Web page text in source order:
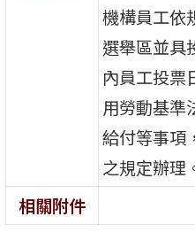
機構員工依
選舉區並具
內員工投票
用勞動基準
給付等事項
之規定辦理
相關附件